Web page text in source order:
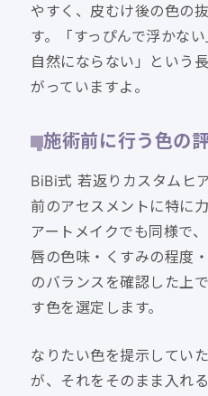
やすく、皮むけ後の色の
す。「すっぴんで浮かな
自然にならない」という
がっていますよ。
施術前に行う色の
BiBi式 若返りカスタムヒ
前のアセスメントに特に
アートメイクでも同様で
唇の色味・くすみの程度
のバランスを確認した上
す色を選定します。
なりたい色を提示してい
が、それをそのまま入れ